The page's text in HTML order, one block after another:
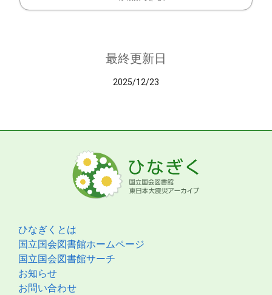
最終更新日
2025/12/23
ひなぎくとは
国立国会図書館ホームページ
国立国会図書館サーチ
お知らせ
お問い合わせ